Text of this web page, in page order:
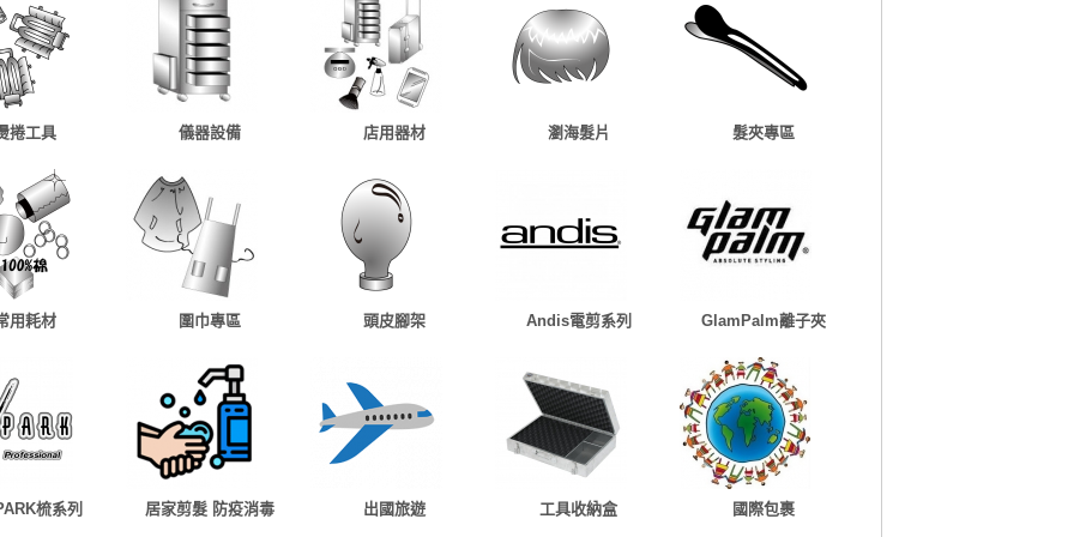
捲工具 儀器設備 店用器材 瀏海髮片 髮夾專區
用耗材 圍巾專區 頭皮腳架 Andis電剪系列 GlamPalm離子夾
梳系列 居家剪髮 防疫消毒 出國旅遊 工具收納盒 國際包裹